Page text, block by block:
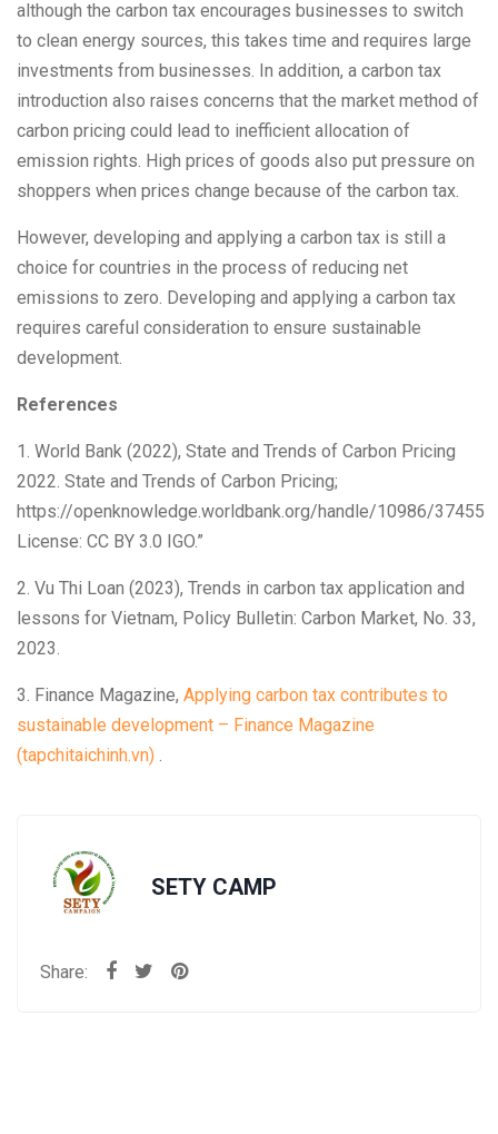
although the carbon tax encourages businesses to switch
to clean energy sources, this takes time and requires large
investments from businesses. In addition, a carbon tax
introduction also raises concerns that the market method of
carbon pricing could lead to inefficient allocation of
emission rights. High prices of goods also put pressure on
shoppers when prices change because of the carbon tax.
However, developing and applying a carbon tax is still a
choice for countries in the process of reducing net
emissions to zero. Developing and applying a carbon tax
requires careful consideration to ensure sustainable
development.
References
1. World Bank (2022), State and Trends of Carbon Pricing
2022. State and Trends of Carbon Pricing;
https://openknowledge.worldbank.org/handle/10986/37455
License: CC BY 3.0 IGO.”
2. Vu Thi Loan (2023), Trends in carbon tax application and
lessons for Vietnam, Policy Bulletin: Carbon Market, No. 33,
2023.
3. Finance Magazine, Applying carbon tax contributes to
sustainable development – Finance Magazine
(tapchitaichinh.vn) .
SETY CAMP
Share: